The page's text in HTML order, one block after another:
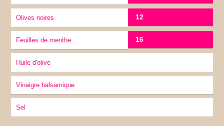
Olives noires 12
feuilles de menthe 16
Huile d'olive
Vinaigre balsamique
sel